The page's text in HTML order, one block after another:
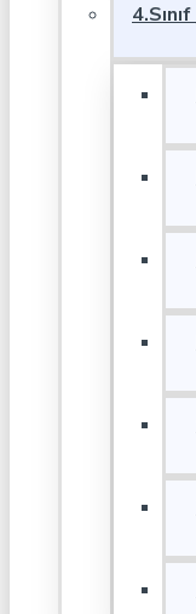
4.Sınıf